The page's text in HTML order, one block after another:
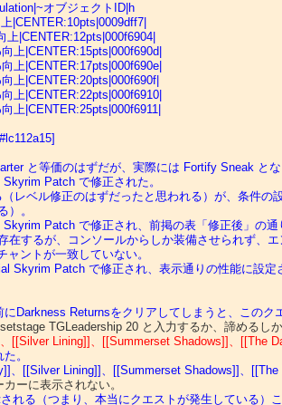
オブジェクトID|h
|CENTER:10pts|0009dff7|
上|CENTER:12pts|000f6904|
上|CENTER:15pts|000f690d|
上|CENTER:17pts|000f690e|
上|CENTER:20pts|000f690f|
上|CENTER:22pts|000f6910|
上|CENTER:25pts|000f6911|
と等価のはずだが、実際には Fortify Sneak と
Patch で修正された。
レベル修正のはずだったと思われる）が、条件
）。
Patch で修正され、前掲の表「修正後」の通
在するが、コンソールからしか装備させられず、
ントが一致していない。
Skyrim Patch で修正され、表示通りの性能に設定
Darkness Returnsをクリアしてしまうと、このク
[[Silver Lining]]、[[Summerset Shadows]]、[[The
。
、[[Silver Lining]]、[[Summerset Shadows]]、[[The
れる（つまり、本当にクエストが発生している）こ